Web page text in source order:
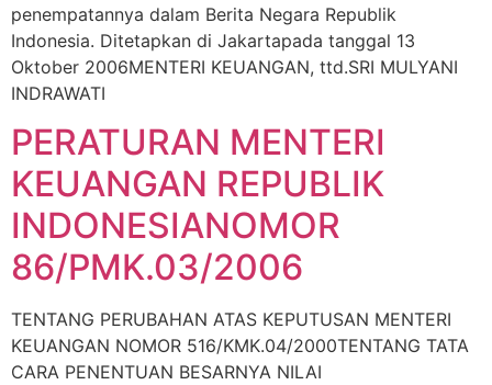
penempatannya dalam Berita Negara Republik
Indonesia. Ditetapkan di Jakartapada tanggal 13
Oktober 2006MENTERI KEUANGAN, ttd.SRI MULYANI
INDRAWATI
PERATURAN MENTERI
KEUANGAN REPUBLIK
INDONESIANOMOR
86/PMK.03/2006
TENTANG PERUBAHAN ATAS KEPUTUSAN MENTERI
KEUANGAN NOMOR 516/KMK.04/2000TENTANG TATA
CARA PENENTUAN BESARNYA NILAI